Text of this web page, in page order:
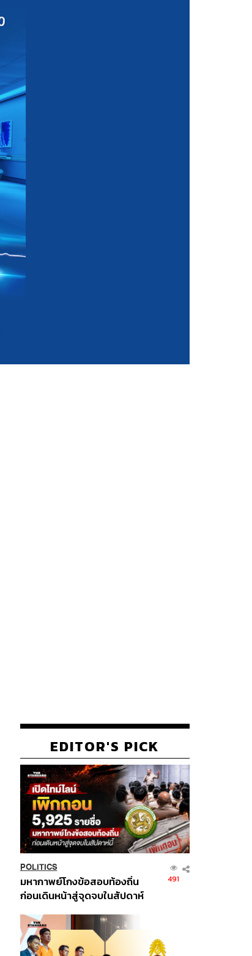
EDITOR'S PICK
POLITICS
มหากาพย์โกงข้อสอบท้องถิ่น
ก่อนเดินหน้าสู่จุดจบในสัปดาห์
491